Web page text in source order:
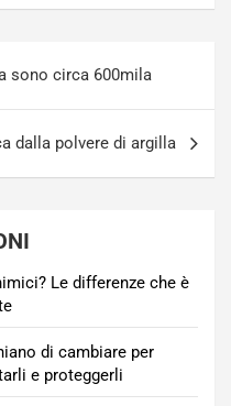
sono circa 600mila
dalla polvere di argilla
Le differenze che è
di cambiare per
e proteggerli